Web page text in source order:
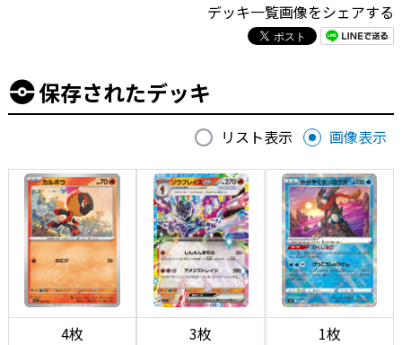
デッキ一覧画像をシェアする
保存されたデッキ
リスト表示 画像表示
4枚 3枚 1枚